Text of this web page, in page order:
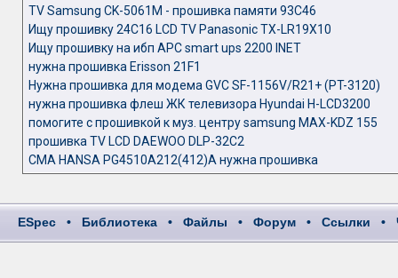
TV Samsung CK-5061M - прошивка памяти 93C46
Ищу прошивку 24C16 LCD TV Panasonic TX-LR19X10
Ищу прошивку на ибп APC smart ups 2200 INET
нужна прошивка Erisson 21F1
Нужна прошивка для модема GVC SF-1156V/R21+ (PT-3120)
нужна прошивка флеш ЖК телевизора Hyundai H-LCD3200
помогите с прошивкой к муз. центру samsung MAX-KDZ 155
прошивка TV LCD DAEWOO DLP-32C2
СМА HANSA PG4510A212(412)A нужна прошивка
ESpec • Библиотека • Файлы • Форум • Ссылки •